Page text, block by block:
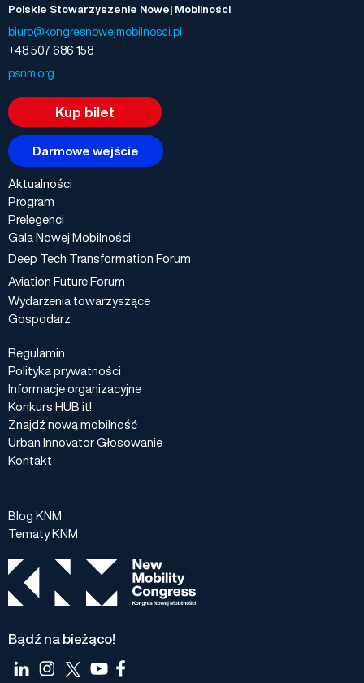
Polskie Stowarzyszenie Nowej Mobilności
biuro@kongresnowejmobilnosci.pl
+48 507 686 158
psnm.org
Kup bilet
Darmowe wejście
Aktualności
Program
Prelegenci
Gala Nowej Mobilności
Deep Tech Transformation Forum
Aviation Future Forum
Wydarzenia towarzyszące
Gospodarz
Regulamin
Polityka prywatności
Informacje organizacyjne
Konkurs HUB it!
Znajdź nową mobilność
Urban Innovator Głosowanie
Kontakt
Blog KNM
Tematy KNM
Bądź na bieżąco!